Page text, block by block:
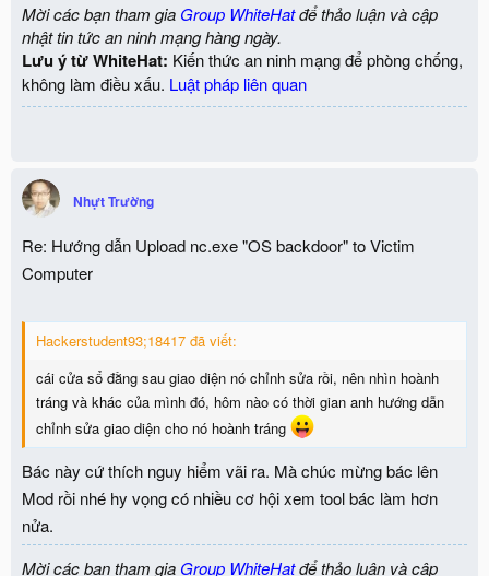
Mời các bạn tham gia Group WhiteHatđể thảo luận và cập
nhật tin tức an ninh mạng hàng ngày.
Lưu ý từ WhiteHat: Kiến thức an ninh mạng để phòng chống,
không làm điều xấu. Luật pháp liên quan
Nhựt Trường
Re: Hướng dẫn Upload nc.exe "OS backdoor" to Victim
Computer
Hackerstudent93;18417 đã viết:
cái cửa sổ đằng sau giao diện nó chỉnh sửa rồi, nên nhìn hoành
tráng và khác của mình đó, hôm nào có thời gian anh hướng dẫn
chỉnh sửa giao diện cho nó hoành tráng
Bác này cứ thích nguy hiểm vãi ra. Mà chúc mừng bác lên
Mod rồi nhé hy vọng có nhiều cơ hội xem tool bác làm hơn
nửa.
Mời các bạn tham gia Group WhiteHatđể thảo luận và cập